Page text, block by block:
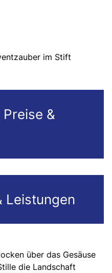
im Stift
&
Leistungen
über das Gesäuse
die Landschaft